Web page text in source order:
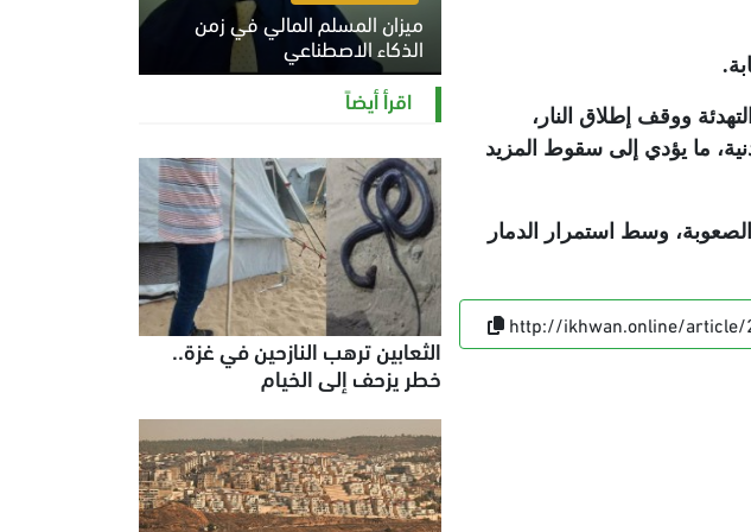
.
ووقف إطلاق النار،
ما يؤدي إلى سقوط المزيد
وسط استمرار الدمار
http://ikhwan.online/article/
ميزان المسلم المالي في زمن
الذكاء الاصطناعي
السبت 8 أغسطس 2026 11:21 ص
اقرأ أيضاً
الثعابين ترهب النازحين في غزة..
خطر يزحف إلى الخيام